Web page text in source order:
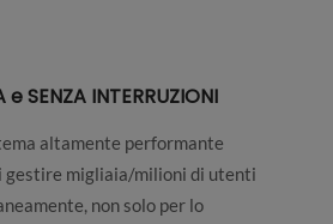
e SENZA INTERRUZIONI
altamente performante
gestire migliaia/milioni di utenti
non solo per lo